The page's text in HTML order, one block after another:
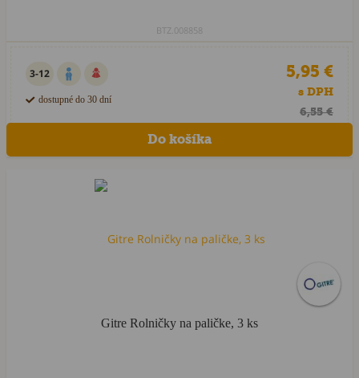
BTZ.008858
3-12
dostupné do 30 dní
5,95 €
s DPH
6,55 €
Gitre Rolničky na paličke, 3 ks